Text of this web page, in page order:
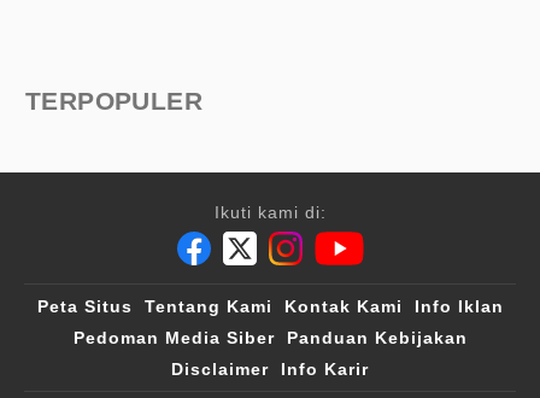
TERPOPULER
Ikuti kami di:
Peta Situs Tentang Kami Kontak Kami
Info Iklan
Pedoman Media Siber
Panduan Kebijakan
Disclaimer
Info Karir